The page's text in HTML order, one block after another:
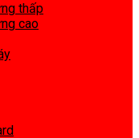
thấp
cao